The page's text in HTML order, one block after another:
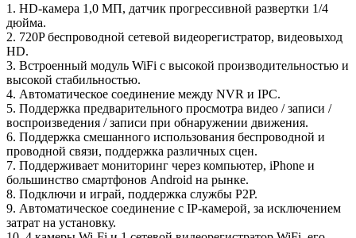
1. HD-камера 1,0 МП, датчик прогрессивной развертки 1/4
дюйма.
2. 720P беспроводной сетевой видеорегистратор, видеовыход
HD.
3. Встроенный модуль WiFi с высокой производительностью и
высокой стабильностью.
4. Автоматическое соединение между NVR и IPC.
5. Поддержка предварительного просмотра видео / записи /
воспроизведения / записи при обнаружении движения.
6. Поддержка смешанного использования беспроводной и
проводной связи, поддержка различных сцен.
7. Поддерживает мониторинг через компьютер, iPhone и
большинство смартфонов Android на рынке.
8. Подключи и играй, поддержка службы P2P.
9. Автоматическое соединение с IP-камерой, за исключением
затрат на установку.